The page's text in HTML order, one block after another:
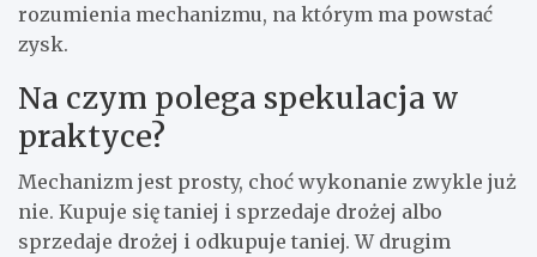
rozumienia mechanizmu, na którym ma powstać
zysk.
Na czym polega spekulacja w
praktyce?
Mechanizm jest prosty, choć wykonanie zwykle już
nie. Kupuje się taniej i sprzedaje drożej albo
sprzedaje drożej i odkupuje taniej. W drugim